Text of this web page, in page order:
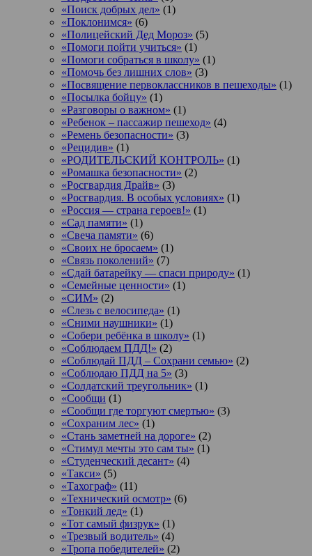
«Поиск добрых дел» (1)
«Поклонимся» (6)
«Полицейский Дед Мороз» (5)
«Помоги пойти учиться» (1)
«Помоги собраться в школу» (1)
«Помочь без лишних слов» (3)
«Посвящение первоклассников в пешеходы» (1)
«Посылка бойцу» (1)
«Разговоры о важном» (1)
«Ребенок – пассажир пешеход» (4)
«Ремень безопасности» (3)
«Рецидив» (1)
«РОДИТЕЛЬСКИЙ КОНТРОЛЬ» (1)
«Ромашка безопасности» (2)
«Росгвардия Драйв» (3)
«Росгвардия. В особых условиях» (1)
«Россия — страна героев!» (1)
«Сад памяти» (1)
«Свеча памяти» (6)
«Своих не бросаем» (1)
«Связь поколений» (7)
«Сдай батарейку — спаси природу» (1)
«Семейные ценности» (1)
«СИМ» (2)
«Слезь с велосипеда» (1)
«Сними наушники» (1)
«Собери ребёнка в школу» (1)
«Соблюдаем ПДД!» (2)
«Соблюдай ПДД – Сохрани семью» (2)
«Соблюдаю ПДД на 5» (3)
«Солдатский треугольник» (1)
«Сообщи (1)
«Сообщи где торгуют смертью» (3)
«Сохраним лес» (1)
«Стань заметней на дороге» (2)
«Стимул мечты это сам ты» (1)
«Студенческий десант» (4)
«Такси» (5)
«Тахограф» (11)
«Технический осмотр» (6)
«Тонкий лед» (1)
«Тот самый физрук» (1)
«Трезвый водитель» (4)
«Тропа победителей» (2)